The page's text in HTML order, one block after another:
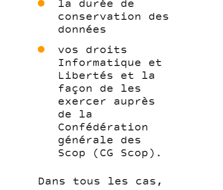
la durée de
conservation des
données
vos droits
Informatique et
Libertés et la
façon de les
exercer auprès
de la
Confédération
générale des
Scop (CG Scop).
Dans tous les cas,